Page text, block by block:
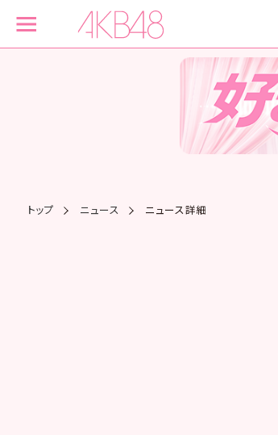
トップ ニュース ニュース詳細